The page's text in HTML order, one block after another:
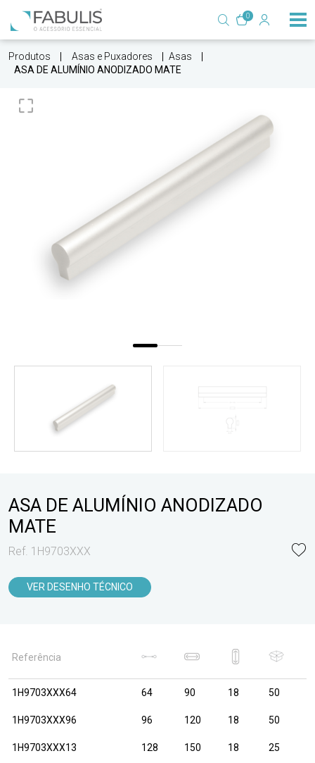
0
Produtos Asas e Puxadores
Asas
ASA DE ALUMÍNIO ANODIZADO MATE
ASA DE ALUMÍNIO ANODIZADO
MATE
Ref. 1H9703XXX
VER DESENHO TÉCNICO
Referência
1H9703XXX64 64 90 18 50
1H9703XXX96 96 120 18 50
1H9703XXX13 128 150 18 25